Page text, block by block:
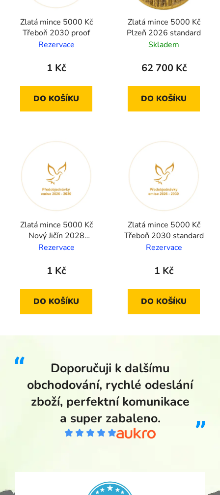
Zlatá mince 5000 Kč
Třeboň 2030 proof
Rezervace
1 Kč
DO KOŠÍKU
Zlatá mince 5000 Kč
Plzeň 2026 standard
Skladem
62 700 Kč
DO KOŠÍKU
Zlatá mince 5000 Kč
Nový Jičín 2028
standard
Rezervace
1 Kč
DO KOŠÍKU
Zlatá mince 5000 Kč
Třeboň 2030 standard
Rezervace
1 Kč
DO KOŠÍKU
Doporučuji k dalšímu
obchodování, rychlé odeslání
zboží, perfektní komunikace
a super zabaleno.